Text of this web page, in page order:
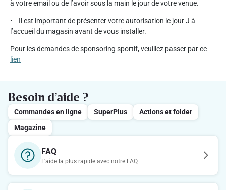
à votre email ou de l’avoir sous la main le jour de votre venue.
• Il est important de présenter votre autorisation le jour J à
l’accueil du magasin avant de vous installer.
Pour les demandes de sponsoring sportif, veuillez passer par ce
lien
Besoin d’aide ?
Commandes en ligne SuperPlus
Actions et folder
Magazine
FAQ
L'aide la plus rapide avec notre FAQ